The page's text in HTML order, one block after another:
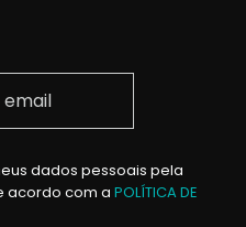
dados pessoais pela
acordo com a POLÍTICA DE